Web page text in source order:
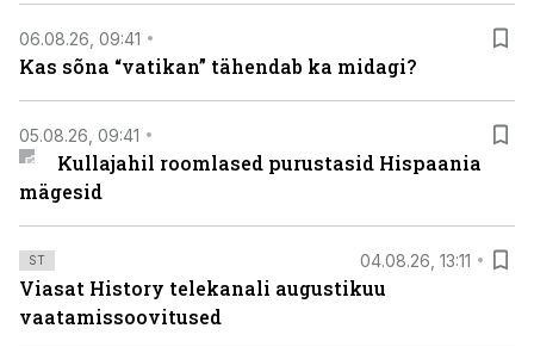
06.08.26, 09:41
Kas sõna “vatikan” tähendab ka midagi?
05.08.26, 09:41
Kullajahil roomlased purustasid Hispaania
mägesid
ST 04.08.26, 13:11
Viasat History telekanali augustikuu
vaatamissoovitused